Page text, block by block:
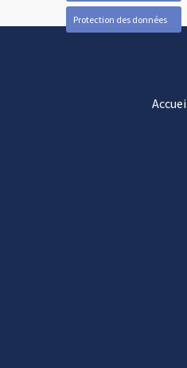
Protection des données